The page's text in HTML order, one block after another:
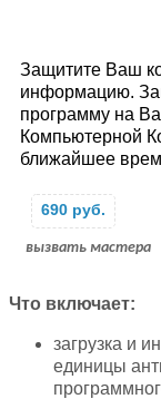
Защитите Ваш
информацию.
программу на
Компьютерной
ближайшее
690 руб.
вызвать мастера
Что включает:
загрузка и
единицы